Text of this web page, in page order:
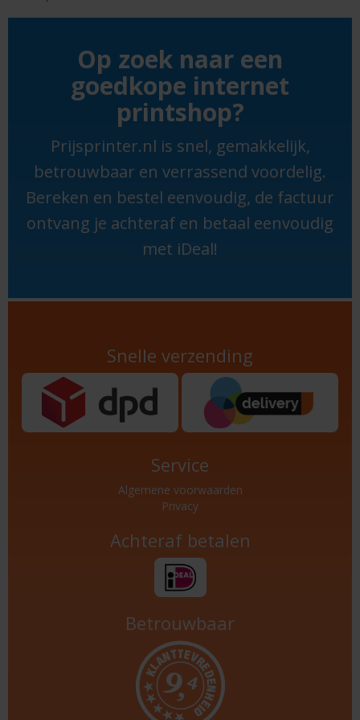
Op zoek naar een
goedkope internet
printshop?
Prijsprinter.nl is snel, gemakkelijk,
betrouwbaar en verrassend voordelig.
Bereken en bestel eenvoudig, de factuur
ontvang je achteraf en betaal eenvoudig
met iDeal!
Snelle verzending
Service
Algemene voorwaarden
Privacy
Achteraf betalen
Betrouwbaar